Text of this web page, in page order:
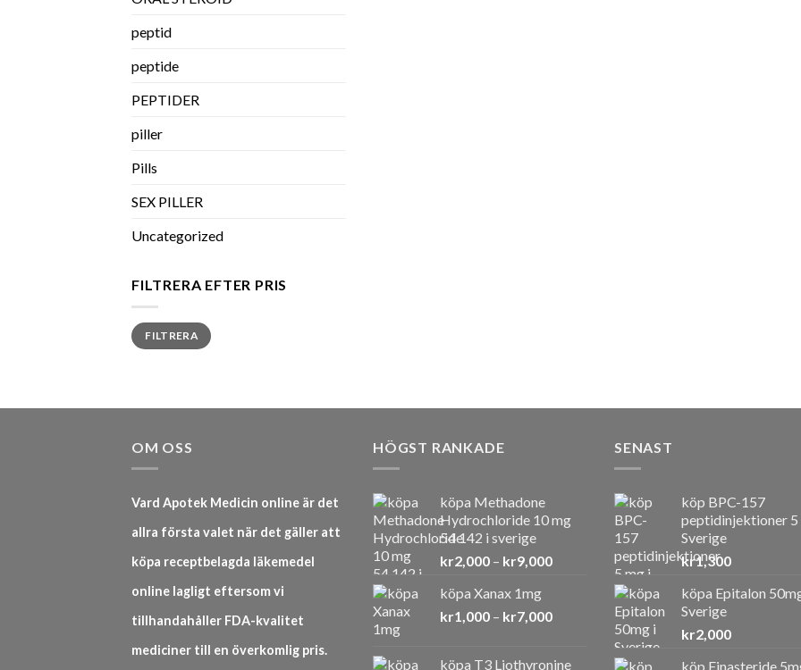
peptid
peptide
PEPTIDER
piller
Pills
SEX PILLER
Uncategorized
FILTRERA EFTER PRIS
Min
pris
Max
prisFILTRERA
OM OSS
Vard Apotek Medicin online är det
allra första valet när det gäller att
köpa receptbelagda läkemedel
online lagligt eftersom vi
tillhandahåller FDA-kvalitet
mediciner till en överkomlig pris.
HÖGST RANKADE
köpa Methadone
Hydrochloride 10 mg
54 142 i sverige
kr2,000 – kr9,000Prisintervall:
kr9,000
köpa Xanax 1mg
kr1,000 – kr7,000Prisintervall:
köpa T3 Liothyronine
SENAST
köp BPC-157
peptidinjektioner 5
Sverige
kr1,300
köpa Epitalon
Sverige
kr2,000
köp Finasteride